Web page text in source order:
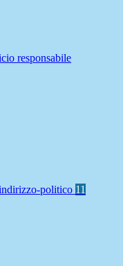
responsabile
politico 11